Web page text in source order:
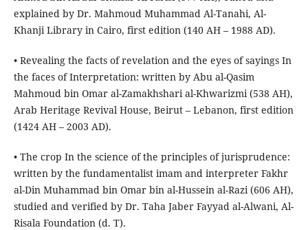
explained by Dr. Mahmoud Muhammad Al-Tanahi, Al-
Khanji Library in Cairo, first edition (140 AH – 1988 AD).
• Revealing the facts of revelation and the eyes of sayings In
the faces of Interpretation: written by Abu al-Qasim
Mahmoud bin Omar al-Zamakhshari al-Khwarizmi (538 AH),
Arab Heritage Revival House, Beirut – Lebanon, first edition
(1424 AH – 2003 AD).
• The crop In the science of the principles of jurisprudence:
written by the fundamentalist imam and interpreter Fakhr
al-Din Muhammad bin Omar bin al-Hussein al-Razi (606 AH),
studied and verified by Dr. Taha Jaber Fayyad al-Alwani, Al-
Risala Foundation (d. T).